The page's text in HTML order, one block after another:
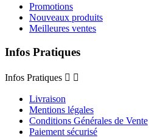
Promotions
Nouveaux produits
Meilleures ventes
Infos Pratiques
Infos Pratiques  
Livraison
Mentions légales
Conditions Générales de Vente
Paiement sécurisé